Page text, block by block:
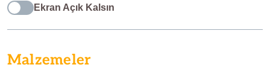
Ekran Açık Kalsın
Malzemeler